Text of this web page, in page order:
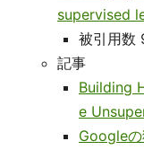
supervised
被引用数
記事
Building
e
Google